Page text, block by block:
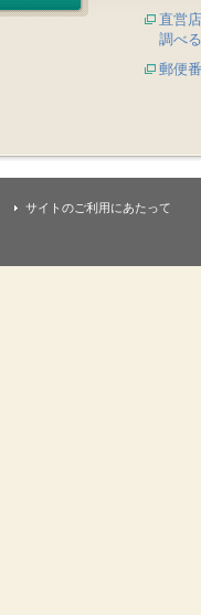
直営
調べる
郵便
サイトのご利用にあたって